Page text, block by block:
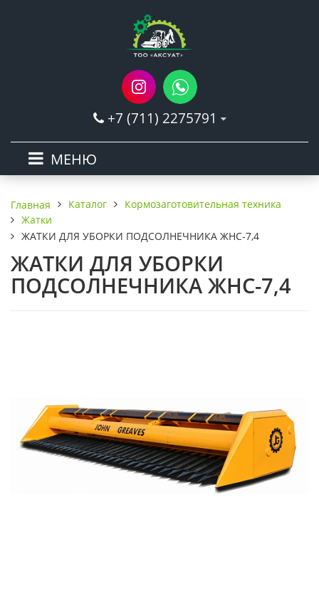
+7 (711) 2275791
МЕНЮ
Главная Каталог
Кормозаготовительная техника
Жатки
ЖАТКИ ДЛЯ УБОРКИ ПОДСОЛНЕЧНИКА ЖНС-7,4
ЖАТКИ ДЛЯ УБОРКИ
ПОДСОЛНЕЧНИКА ЖНС-7,4